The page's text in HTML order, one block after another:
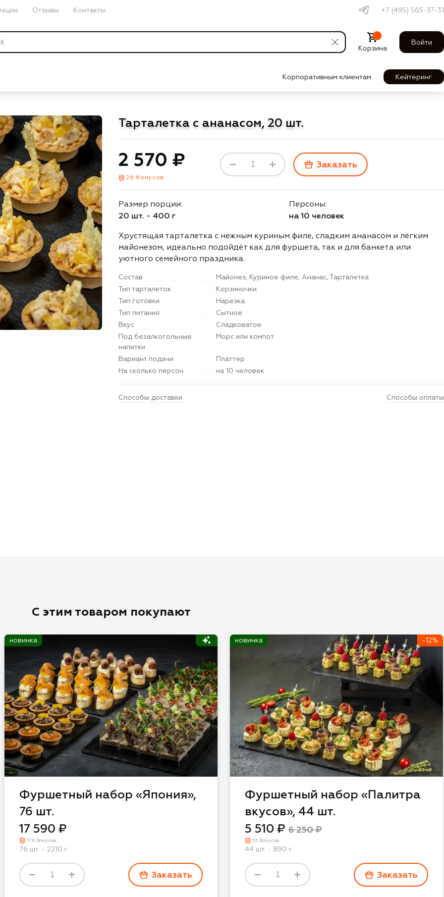
Отзывы Контакты +7 (495) 565-37-31
Корзина
Войти
Корпоративным клиентам Кейтеринг
Тарталетка с ананасом, 20 шт.
2 570 ₽
26 бонусов
Заказать
Размер порции:
20 шт. - 400 г
Персоны:
на 10 человек
Хрустящая тарталетка с нежным куриным филе, сладким ананасом и лёгким
майонезом, идеально подойдёт как для фуршета, так и для банкета или
уютного семейного праздника.
Состав
Майонез, Куриное филе, Ананас, Тарталетка
Тип тарталеток
Корзиночки
Тип готовки
Нарезка
Тип питания
Сытное
Вкус
Сладковатое
Под безалкогольные
напитки
Морс или компот
Вариант подачи
Платтер
На сколько персон
на 10 человек
Способы доставки Способы оплаты
соглашаюсь с
в рекламных и
С этим товаром покупают
новинка
Фуршетный набор «Япония»,
76 шт.
17 590 ₽
176 бонусов
76 шт. - 2210 г
Заказать
новинка -12%
Фуршетный набор «Палитра
вкусов», 44 шт.
5 510 ₽ 6 250 ₽
55 бонусов
44 шт. - 890 г
Заказать